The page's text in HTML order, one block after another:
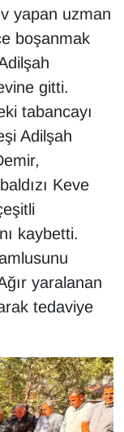
yapan uzman
boşanmak
gitti.
tabancayı
Adilşah
Keve
kaybetti.
yaralanan
tedaviye